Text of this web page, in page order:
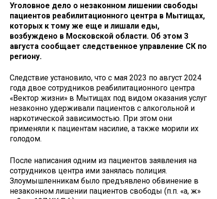
Уголовное дело о незаконном лишении свободы
пациентов реабилитационного центра в Мытищах,
которых к тому же еще и лишали еды,
возбуждено в Московской области. Об этом 3
августа сообщает следственное управление СК по
региону.
Следствие установило, что с мая 2023 по август 2024
года двое сотрудников реабилитационного центра
«Вектор жизни» в Мытищах под видом оказания услуг
незаконно удерживали пациентов с алкогольной и
наркотической зависимостью. При этом они
применяли к пациентам насилие, а также морили их
голодом.
После написания одним из пациентов заявления на
сотрудников центра ими занялась полиция.
Злоумышленникам было предъявлено обвинение в
незаконном лишении пациентов свободы (п.п. «а, ж»